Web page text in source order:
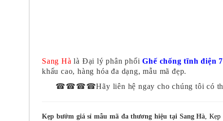
Sang Hà là Đại lý phân phối Ghế chống tĩnh điện
khấu cao, hàng hóa đa dạng, mẫu mã đẹp.
☎☎☎☎Hãy liên hệ ngay cho chúng tôi có
Kẹp bướm giá sỉ mẫu mã đa thương hiệu tại Sang Hà, Kẹp